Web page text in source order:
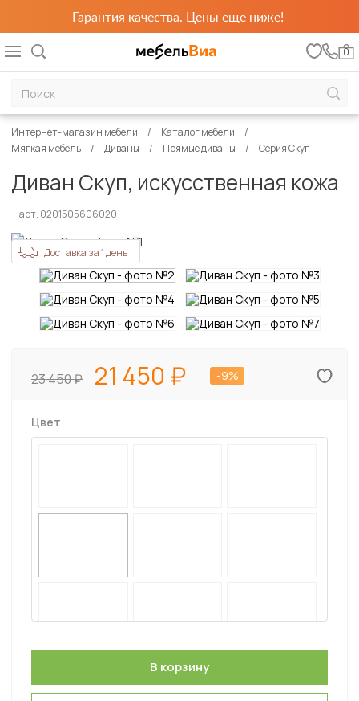
Гарантия качества. Цены еще ниже!
0
Интернет-магазин мебели
Каталог мебели
Мягкая мебель
Диваны Прямые диваны Серия Скуп
Диван Скуп, искусственная кожа
арт. 0201505606020
Доставка за 1 день
23 450 21 450 -9%
Цвет